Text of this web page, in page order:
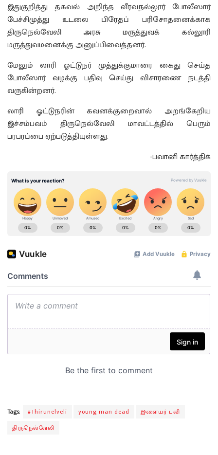
இதுகுறித்து தகவல் அறிந்த வீரவநல்லூர் போலீஸார்
பேச்சிமுத்து உடலை பிரேதப் பரிசோதனைக்காக
திருநெல்வேலி அரசு மருத்துவக் கல்லூரி
மருத்துவமனைக்கு அனுப்பிவைத்தனர்.
மேலும் லாரி ஓட்டுநர் முத்துக்குமாரை கைது செய்த
போலீஸார் வழக்கு பதிவு செய்து விசாரணை நடத்தி
வருகின்றனர்.
லாரி ஓட்டுநரின் கவனக்குறைவால் அறங்கேறிய
இச்சம்பவம் திருநெல்வேலி மாவட்டத்தில் பெரும்
பரபரப்பை ஏற்படுத்தியுள்ளது.
-பவானி கார்த்திக்
Tags: #Thirunelveli young man dead
இளையர் பலி
திருநெல்வேலி